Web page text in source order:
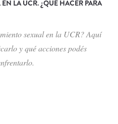
AL HOSTIGAMIENTO
LAS MUJERES"
LA UCR. ¿QUÉ HACER PARA